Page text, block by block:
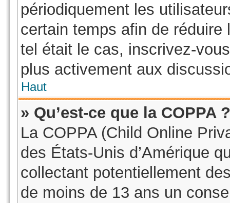
périodiquement les
certain temps afin de
tel était le cas, inscrivez-
plus activement aux
Haut
» Qu’est-ce que la COPPA ?
La COPPA (Child Online
des États-Unis d’Amérique
collectant potentiellement
de moins de 13 ans un